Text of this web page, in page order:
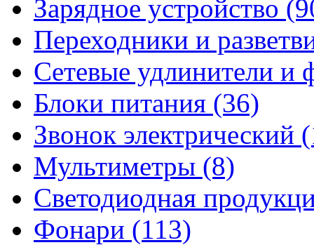
Зарядное устройство
Переходники и
Сетевые удлинители и
Блоки питания (36)
Звонок электрический
Мультиметры (8)
Светодиодная
Фонари (113)